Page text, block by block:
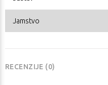
Jamstvo
RECENZIJE (0)